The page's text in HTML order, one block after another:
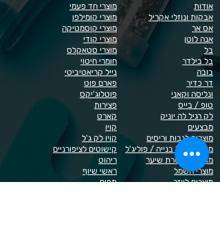
מוצרי חד פעמי
מוצרי קומילפו
מוצרי קוסמטיקה
מוצרי קודי
מוצרי סטאקלס
חומרי חיטוי
נייל קריאטיביטי
פארם פוט
פוטלוג'יקס
פצירות
קארט
קויו
קויו לק ג'ל
קישוטים לציפורניים
ריהוט
ראשי שיוף
תפוח
אודות
אבקות ונוזלי אקריל
אס אר
אנה לוטן
בל
בל בילדר
בובה
דר כדיר
ונליסה וקאני
טופ / בייס
לק רגיל לה יוניק
מבצעים
מוצרים לגבות וריסים
מוצרים לג'ל בנייה / פוליג'ל
מוצרים להסרת שיער
מוצרי חשמל
מוצרים לייזר